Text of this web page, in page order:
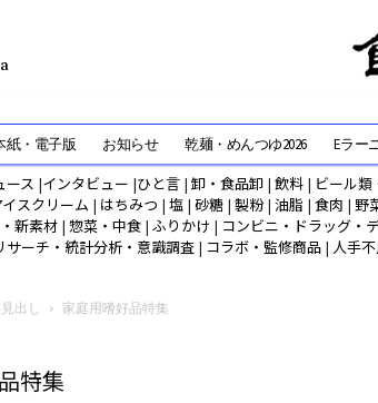
紙・電子版 お知らせ 乾麺・めんつゆ2026 Eラー
ース |インタビュー |ひと言 |卸・食品卸 | 飲料 | ビール類
イスクリーム | はちみつ | 塩 | 砂糖 | 製粉| 油脂 | 食肉 | 野
新素材 | 惣菜・中食 | ふりかけ | コンビニ・ドラッグ・
サーチ・統計分析・意識調査 | コラボ・監修商品 | 人手
出し 家庭用嗜好品特集
特集